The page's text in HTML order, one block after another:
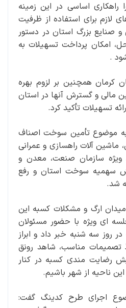
راهکاری اساسی در این زمینه
لازم برای استفاده از ظرفیت
صنایع بزرگ استان در دستور
امکان پرداخت تسهیلات به
.
کرمان همچنین بر لزوم بهره
مالی و گسترش آنها در استان
تسهیلات تأکید کرد.
به موضوع تأمین سوخت اصناف
آلات راهسازی و عمرانی
ویژه سازمان صنعت، معدن و
سهمیه سوخت استان و رفع
شد.
ارگ و مشکلات کسبه این
ای ویژه با حضور مسئولان
روز سه شنبه خبر داد و ابراز
تصمیمات مناسب، شاهد رونق
رضایت مندی کسبه در کنار
ناحیه از شهر باشیم.
اجرای طرح کدینگ گفت: